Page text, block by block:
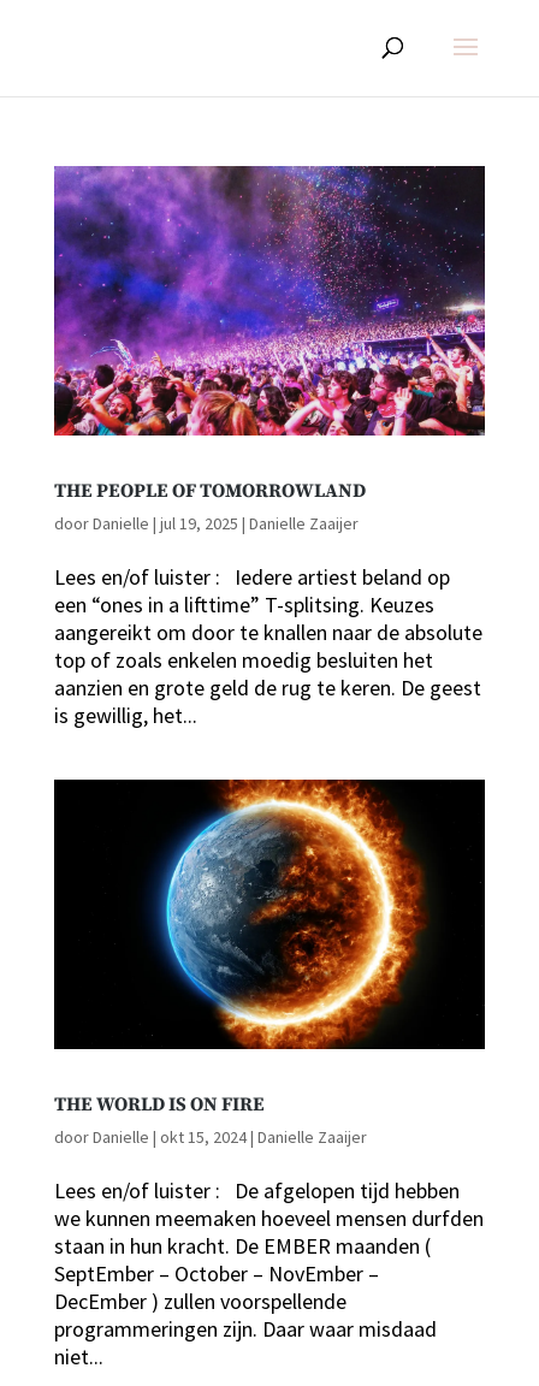
THE PEOPLE OF TOMORROWLAND
doorDanielle | jul 19, 2025 | Danielle Zaaijer
Lees en/of luister : Iedere artiest beland op
een “ones in a lifttime” T-splitsing. Keuzes
aangereikt om door te knallen naar de absolute
top of zoals enkelen moedig besluiten het
aanzien en grote geld de rug te keren. De geest
is gewillig, het...
THE WORLD IS ON FIRE
doorDanielle | okt 15, 2024| Danielle Zaaijer
Lees en/of luister : De afgelopen tijd hebben
we kunnen meemaken hoeveel mensen durfden
staan in hun kracht. De EMBER maanden (
SeptEmber – October – NovEmber –
DecEmber ) zullen voorspellende
programmeringen zijn. Daar waar misdaad
niet...